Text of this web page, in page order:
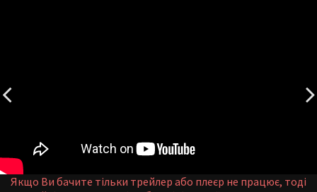
Якщо Ви бачите тільки трейлер або плеєр не працює, тоді